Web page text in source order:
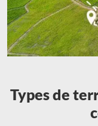
Types de